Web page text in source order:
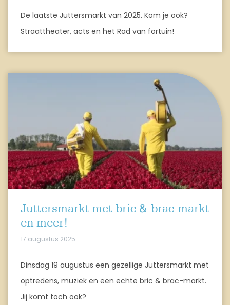
De laatste Juttersmarkt van 2025. Kom je ook?
Straattheater, acts en het Rad van fortuin!
Juttersmarkt met bric & brac-markt
en meer!
17 augustus 2025
Dinsdag 19 augustus een gezellige Juttersmarkt met
optredens, muziek en een echte bric & brac-markt.
Jij komt toch ook?